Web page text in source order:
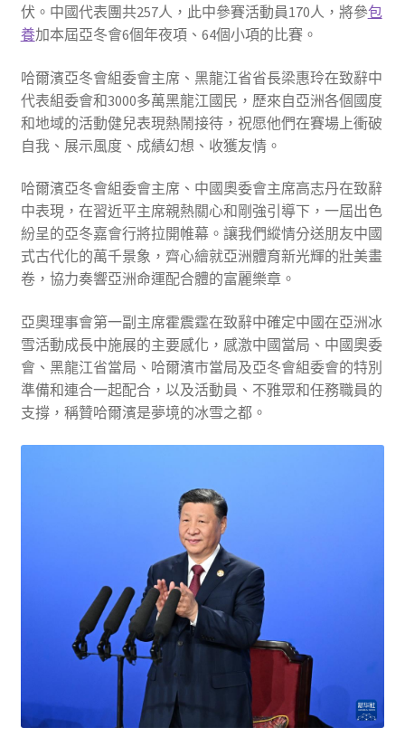
伏。中國代表團共257人，此中參賽活動員170人，將參包
養加本屆亞冬會6個年夜項、64個小項的比賽。
哈爾濱亞冬會組委會主席、黑龍江省省長梁惠玲在致辭中
代表組委會和3000多萬黑龍江國民，歷來自亞洲各個國度
和地域的活動健兒表現熱鬧接待，祝愿他們在賽場上衝破
自我、展示風度、成績幻想、收獲友情。
哈爾濱亞冬會組委會主席、中國奧委會主席高志丹在致辭
中表現，在習近平主席親熱關心和剛強引導下，一屆出色
紛呈的亞冬嘉會行將拉開帷幕。讓我們縱情分送朋友中國
式古代化的萬千景象，齊心繪就亞洲體育新光輝的壯美畫
卷，協力奏響亞洲命運配合體的富麗樂章。
亞奧理事會第一副主席霍震霆在致辭中確定中國在亞洲冰
雪活動成長中施展的主要感化，感激中國當局、中國奧委
會、黑龍江省當局、哈爾濱市當局及亞冬會組委會的特別
準備和連合一起配合，以及活動員、不雅眾和任務職員的
支撐，稱贊哈爾濱是夢境的冰雪之都。